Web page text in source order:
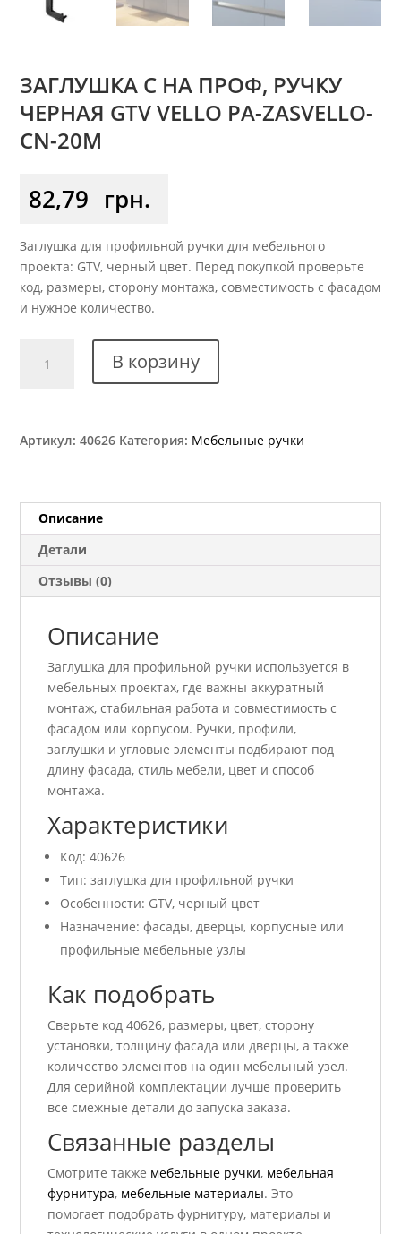
ЗАГЛУШКА C НА ПРОФ, РУЧКУ
ЧЕРНАЯ GTV VELLO PA-ZASVELLO-
CN-20M
82,79 грн.
Заглушка для профильной ручки для мебельного
проекта: GTV, черный цвет. Перед покупкой проверьте
код, размеры, сторону монтажа, совместимость с фасадом
и нужное количество.
товара
проф,
GTV
VELLO
PA-
ZASVELLO-
CN-
В корзину
Артикул:40626 Категория: Мебельные ручки
Описание
Детали
Отзывы (0)
Описание
Заглушка для профильной ручки используется в
мебельных проектах, где важны аккуратный
монтаж, стабильная работа и совместимость с
фасадом или корпусом. Ручки, профили,
заглушки и угловые элементы подбирают под
длину фасада, стиль мебели, цвет и способ
монтажа.
Характеристики
Код: 40626
Тип: заглушка для профильной ручки
Особенности: GTV, черный цвет
Назначение: фасады, дверцы, корпусные или
профильные мебельные узлы
Как подобрать
Сверьте код 40626, размеры, цвет, сторону
установки, толщину фасада или дверцы, а также
количество элементов на один мебельный узел.
Для серийной комплектации лучше проверить
все смежные детали до запуска заказа.
Связанные разделы
Смотрите также мебельные ручки, мебельная
фурнитура, мебельные материалы. Это
помогает подобрать фурнитуру, материалы и